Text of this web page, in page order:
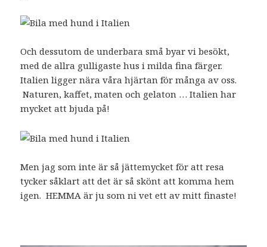
Och dessutom de underbara små byar vi besökt,
med de allra gulligaste hus i milda fina färger.
Italien ligger nära våra hjärtan för många av oss.
Naturen, kaffet, maten och gelaton … Italien har
mycket att bjuda på!
Men jag som inte är så jättemycket för att resa
tycker såklart att det är så skönt att komma hem
igen. HEMMA är ju som ni vet ett av mitt finaste!